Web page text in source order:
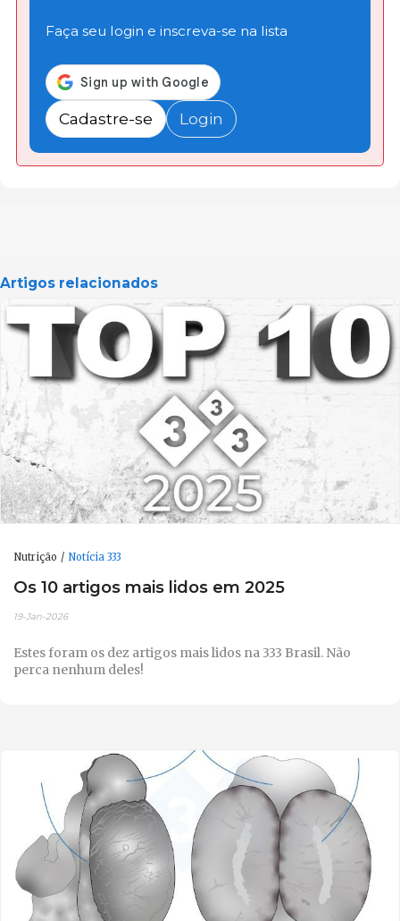
Faça seu login e inscreva-se na lista
Cadastre-se Login
Artigos relacionados
Nutrição Notícia 333
Os 10 artigos mais lidos em 2025
19-Jan-2026
Estes foram os dez artigos mais lidos na 333 Brasil. Não
perca nenhum deles!